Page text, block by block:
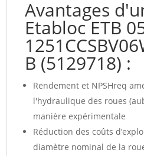
Avantages
Etabloc ETB
B (5129718) :
Rendement et NPSHreq
l'hydraulique des roues
manière expérimentale
Réduction des coûts
diamètre nominal de la